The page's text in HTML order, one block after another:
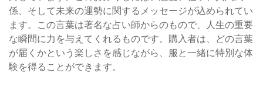
係、そして未来の運勢に関するメッセージが込められてい
ます。この言葉は著名な占い師からのもので、人生の重要
な瞬間に力を与えてくれるものです。購入者は、どの言葉
が届くかという楽しさを感じながら、服と一緒に特別な体
験を得ることができます。